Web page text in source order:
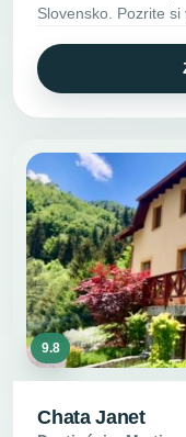
Slovensko. Pozrite
9.8
Chata Janet